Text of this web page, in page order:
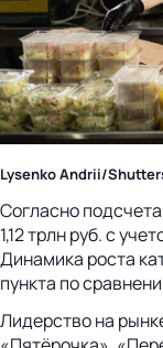
Lysenko Andrii/
Согласно
1,12 трлн руб. с
Динамика роста
пункта по
Лидерство на